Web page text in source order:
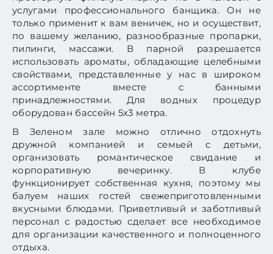
услугами профессионального банщика. Он не
только применит к вам веничек, но и осуществит,
по вашему желанию, разнообразные пропарки,
пилинги, массажи. В парной разрешается
использовать ароматы, обладающие целебными
свойствами, представленные у нас в широком
ассортименте вместе с банными
принадлежностями. Для водных процедур
оборудован бассейн 5x3 метра.
В Зеленом зале можно отлично отдохнуть
дружной компанией и семьей с детьми,
организовать романтическое свидание и
корпоративную вечеринку. В клубе
функционирует собственная кухня, поэтому мы
балуем наших гостей свежеприготовленными
вкусными блюдами. Приветливый и заботливый
персонал с радостью сделает все необходимое
для организации качественного и полноценного
отдыха.